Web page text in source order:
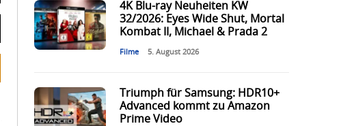
4K Blu-ray Neuheiten KW
32/2026: Eyes Wide Shut, Mortal
Kombat II, Michael & Prada 2
Filme 5. August 2026
Triumph für Samsung: HDR10+
Advanced kommt zu Amazon
Prime Video